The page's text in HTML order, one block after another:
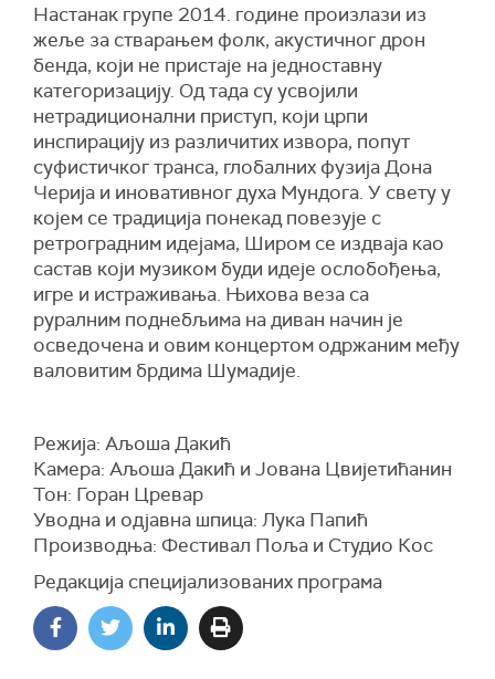
Настанак групе 2014. године произлази из
жеље за стварањем фолк, акустичног дрон
бенда, који не пристаје на једноставну
категоризацију. Од тада су усвојили
нетрадиционални приступ, који црпи
инспирацију из различитих извора, попут
суфистичког транса, глобалних фузија Дона
Черија и иновативног духа Мундога. У свету у
којем се традиција понекад повезује с
ретроградним идејама, Широм се издваја као
састав који музиком буди идеје ослобођења,
игре и истраживања. Њихова веза са
руралним поднебљима на диван начин је
осведочена и овим концертом одржаним међу
валовитим брдима Шумадије.
Режија: Аљоша Дакић
Камера: Аљоша Дакић и Јована Цвијетићанин
Тон: Горан Цревар
Уводна и одјавна шпица: Лука Папић
Производња: Фестивал Поља и Студио Кос
Редакција специјализованих програма